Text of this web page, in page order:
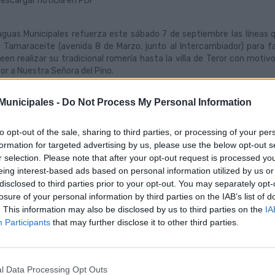
- Do Not Process My Personal Information
opt-out of the sale, sharing to third parties, or processing of your
for targeted advertising by us, please use the below opt-out
selection. Please note that after your opt-out request is processed
interest-based ads based on personal information utilized by us
to third parties prior to your opt-out. You may separately
of your personal information by third parties on the IAB’s list of
This information may also be disclosed by us to third parties on the
Participants that may further disclose it to other third parties.
Data Processing Opt Outs
Municipales refuerza este sábado 7 de septiembre las
Tamaraceite (avenida 8 de Marzo, junto al Intercambiador) para
realizar su tradicional romería hasta la villa de Teror con
a Nuestra Señora del Pino.
Línea 91 (Teatro-Tamaraceite) operará con refuerzos, además de
que dispondrán de una frecuencia de paso de entre 10 y 15
la terminal del Puerto, en el tramo horario de refuerzo (desde
con itinerario especial, que darán cobertura a Mesa y López y
Felo Monzón, para finalizar en Tamaraceite.
momento, los profesionales de Guaguas Municipales estarán
intermedias, para poder actuar en caso de que las
que la Luna 3 servirá de apoyo a la Línea 91 en horas nocturnas.
mismo, la compañía municipal de transporte reforzará los servicios
7 y las 05:00 del día 8 de septiembre e intensificar la conexión
clientes de la compañía Global, que procedan de servicios desde